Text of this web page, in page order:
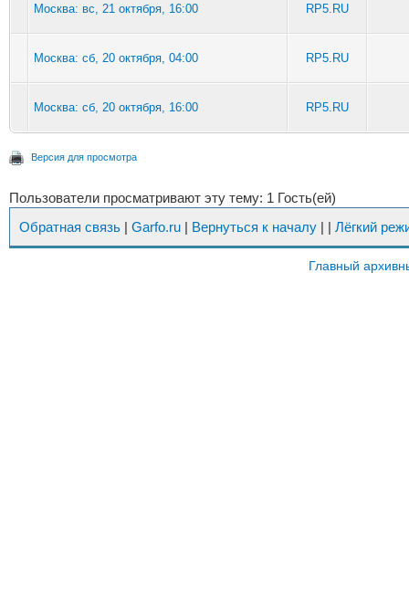
Москва: вс, 21 октября, 16:00 RP5.RU
Москва: сб, 20 октября, 04:00 RP5.RU
Москва: сб, 20 октября, 16:00 RP5.RU
Версия для просмотра
Пользователи просматривают эту тему: 1 Гость(ей)
Обратная связь | Garfo.ru | Вернуться к началу | | Лёгкий
Главный